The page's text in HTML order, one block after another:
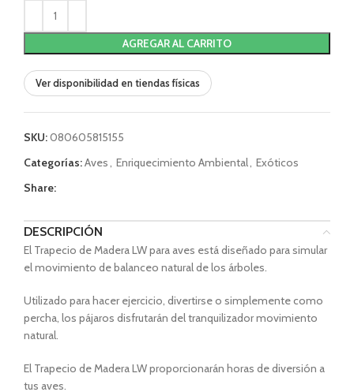
AGREGAR AL CARRITO
Ver disponibilidad en tiendas físicas
SKU:080605815155
Categorías:Aves, Enriquecimiento Ambiental, Exóticos
Share:
DESCRIPCIÓN
El Trapecio de Madera LW para aves está diseñado para simular
el movimiento de balanceo natural de los árboles.
Utilizado para hacer ejercicio, divertirse o simplemente como
percha, los pájaros disfrutarán del tranquilizador movimiento
natural.
El Trapecio de Madera LW proporcionarán horas de diversión a
tus aves.